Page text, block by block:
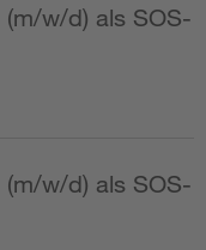
w/d) als SOS-
w/d) als SOS-